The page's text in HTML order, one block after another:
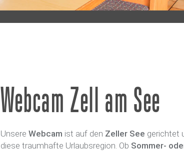
Webcam Zell am See
Unsere Webcam ist auf den Zeller See gerichtet
diese traumhafte Urlaubsregion. Ob Sommer-